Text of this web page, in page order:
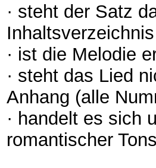
· steht der Satz
· ist die Melodie
· steht das Lied
Anhang (alle
· handelt es sich
romantischer